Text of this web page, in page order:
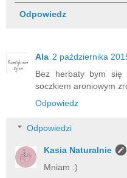
Odpowiedz
Ala 2 października
Bez herbaty bym się
soczkiem aroniowym
Odpowiedz
Odpowiedzi
Kasia Naturalnie
Mniam :)